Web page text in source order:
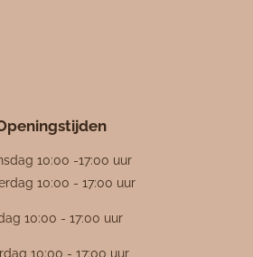
10:00 -17:00 uur
10:00 - 17:00 uur
10:00 - 17:00 uur
10:00 - 17:00 uur